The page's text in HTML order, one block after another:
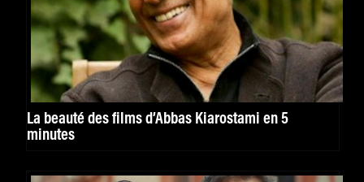
La beauté des films d’Abbas Kiarostami en 5
minutes